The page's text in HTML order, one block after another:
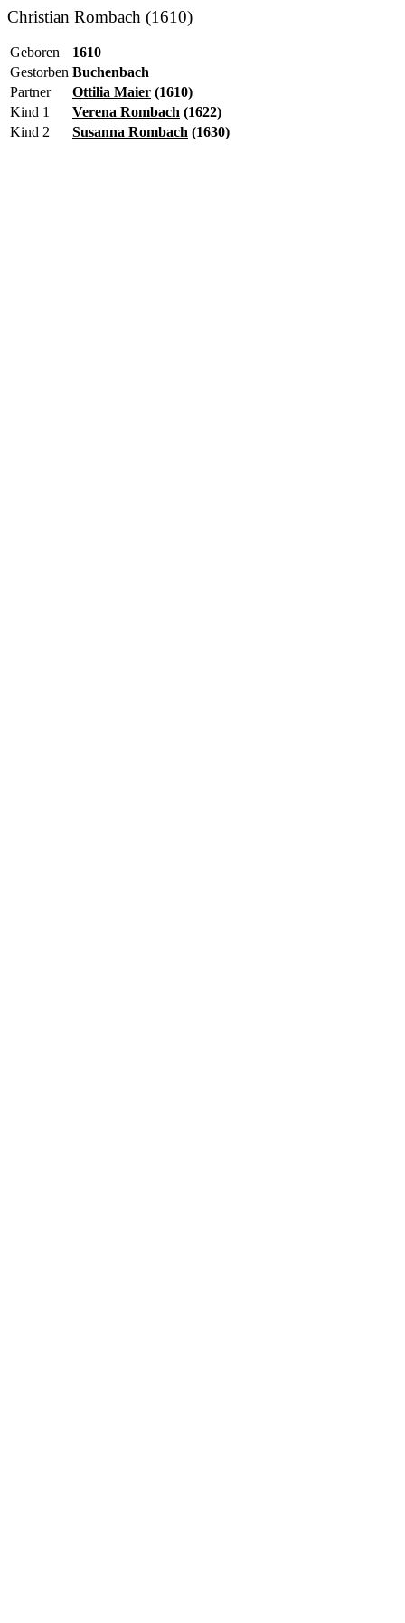
Christian Rombach (1610)
Geboren
1610
Gestorben Buchenbach
Partner
Ottilia Maier (1610)
Kind 1
Verena Rombach (1622)
Kind 2
Susanna Rombach (1630)